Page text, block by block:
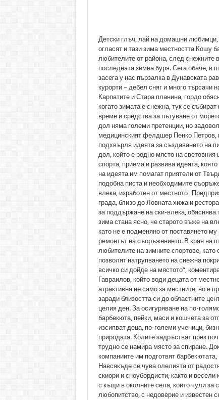
Детски глъч, лай на домашни
огласят и тази зима местността Кошу
любителите от района, след снежните
последната зимна буря. Сега обаче, в
засега у нас пързалка в Дунавската
курорти – дебел сняг и много търсачи
Карпатите и Стара планина, гордо
когато зимата е снежна, тук се
време и средства за пътуване от
дол няма големи претенции, но
медицинският фелдшер Пенко Петров,
подхвърля идеята за създаването на
дол, който е родно място на
спорта, приема и развива идеята,
на идеята им помагат приятели от
подобна писта и необходимите
влека, изработен от местното
града, близо до Ловната хижа и
за поддържане на ски-влека, обяснява
зима стана ясно, че старото въже на
като не е подменяно от поставянето
ремонтът на съоръжението. В края на
любителите на зимните спортове,
позволят натрупването на снежна
всичко си дойде на мястото“,
Гавраилов, който води децата от
атрактивна не само за местните, но е
заради близостта си до областните
целия ден. За осигуряване на по-
барбекюта, пейки, маси и кошчета за
изсипват деца, по-големи ученици,
природата. Колите задръстват през
трудно се намира място за спиране.
компаниите им подготвят
Навсякъде се чува олелията от
скиори и сноубордисти, както и
с къщи в околните села, които чули за
любопитство, с недоверие и известен